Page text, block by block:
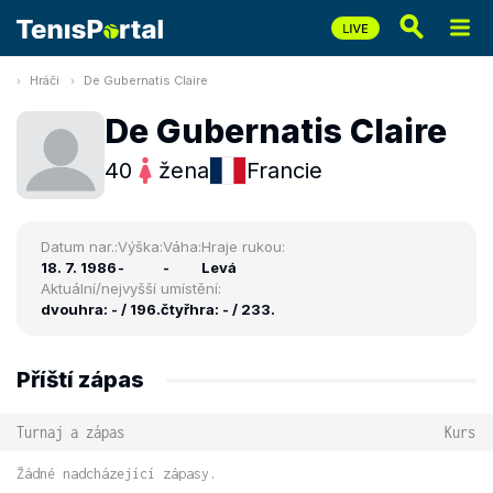
Hráči De Gubernatis Claire
De Gubernatis Claire
40 žena Francie
Datum nar.:
18. 7. 1986
Výška:
-
Váha:
-
Hraje rukou:
Levá
Aktuální/nejvyšší umístění:
dvouhra: - / 196.čtyřhra: - / 233.
Příští zápas
Turnaj a zápas Kurs
Žádné nadcházející zápasy.